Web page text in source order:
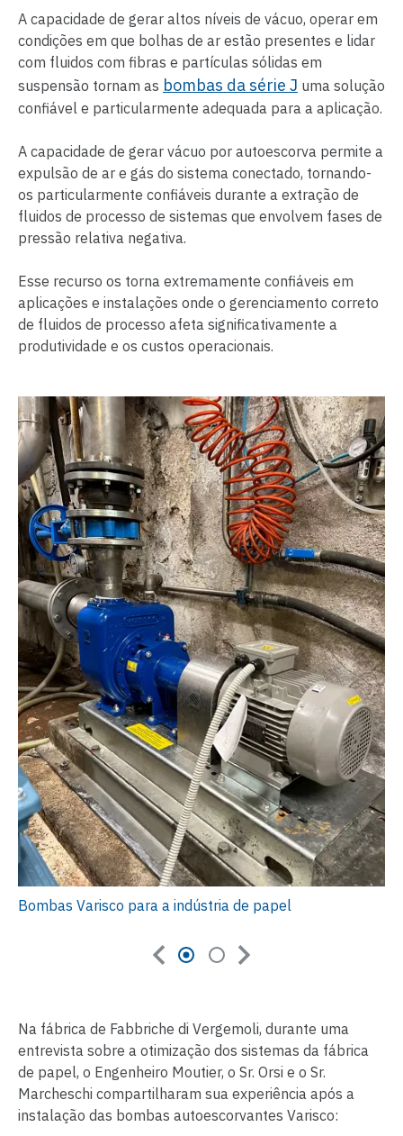
A capacidade de gerar altos níveis de vácuo, operar em
condições em que bolhas de ar estão presentes e lidar
com fluidos com fibras e partículas sólidas em
suspensão tornam as bombas da série J uma solução
confiável e particularmente adequada para a aplicação.
A capacidade de gerar vácuo por autoescorva permite a
expulsão de ar e gás do sistema conectado, tornando-
os particularmente confiáveis durante a extração de
fluidos de processo de sistemas que envolvem fases de
pressão relativa negativa.
Esse recurso os torna extremamente confiáveis em
aplicações e instalações onde o gerenciamento correto
de fluidos de processo afeta significativamente a
produtividade e os custos operacionais.
Bombas Varisco para a indústria de papel
Na fábrica de Fabbriche di Vergemoli, durante uma
entrevista sobre a otimização dos sistemas da fábrica
de papel, o Engenheiro Moutier, o Sr. Orsi e o Sr.
Marcheschi compartilharam sua experiência após a
instalação das bombas autoescorvantes Varisco: